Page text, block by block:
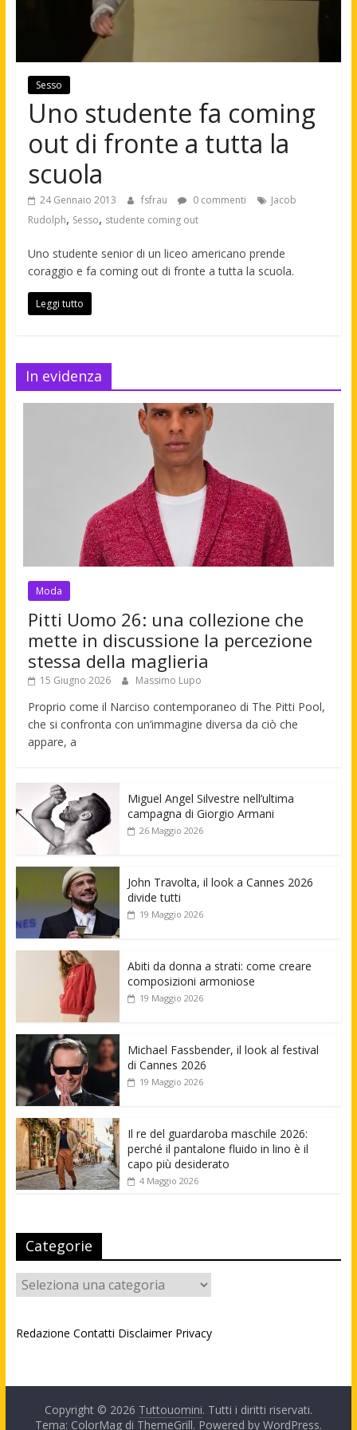
Sesso
Uno studente fa coming
out di fronte a tutta la
scuola
24 Gennaio 2013 fsfrau 0 commenti
Jacob
Rudolph, Sesso, studente coming out
Uno studente senior di un liceo americano prende
coraggio e fa coming out di fronte a tutta la scuola.
Leggi tutto
In evidenza
Moda
Pitti Uomo 26: una collezione che
mette in discussione la percezione
stessa della maglieria
15 Giugno 2026 Massimo Lupo
Proprio come il Narciso contemporaneo di The Pitti Pool,
che si confronta con un’immagine diversa da ciò che
appare, a
Miguel Angel Silvestre nell’ultima
campagna di Giorgio Armani
26 Maggio 2026
John Travolta, il look a Cannes 2026
divide tutti
19 Maggio 2026
Abiti da donna a strati: come creare
composizioni armoniose
19 Maggio 2026
Michael Fassbender, il look al festival
di Cannes 2026
19 Maggio 2026
Il re del guardaroba maschile 2026:
perché il pantalone fluido in lino è il
capo più desiderato
4 Maggio 2026
Categorie
Categorie
Redazione Contatti Disclaimer Privacy
Copyright © 2026 Tuttouomini. Tutti i diritti riservati.
Tema: ColorMag di ThemeGrill. Powered by WordPress.